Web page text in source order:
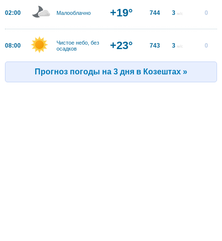
02:00 Малооблачно +19° 744 3 м/с 0
08:00
Чистое небо, без
осадков
+23° 743 3 м/с 0
Прогноз погоды на 3 дня в Козештах »